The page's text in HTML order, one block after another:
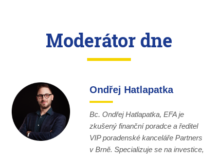
Moderátor dne
Ondřej Hatlapatka
Bc. Ondřej Hatlapatka, EFA je
zkušený finanční poradce a ředitel
VIP poradenské kanceláře Partners
v Brně. Specializuje se na investice,